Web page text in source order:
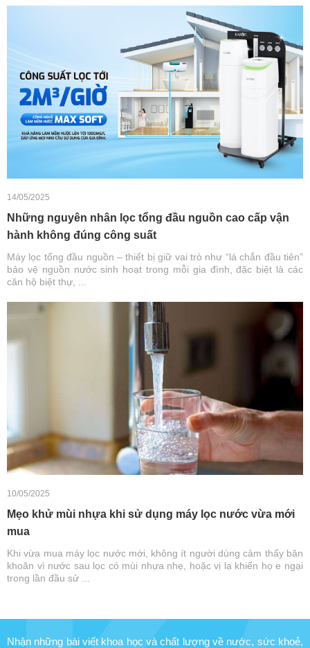
14/05/2025
Những nguyên nhân lọc tổng đầu nguồn cao cấp vận
hành không đúng công suất
Máy lọc tổng đầu nguồn – thiết bị giữ vai trò như “lá chắn đầu tiên”
bảo vệ nguồn nước sinh hoạt trong mỗi gia đình, đặc biệt là các
căn hộ biệt thự, ...
10/05/2025
Mẹo khử mùi nhựa khi sử dụng máy lọc nước vừa mới
mua
Khi vừa mua máy lọc nước mới, không ít người dùng cảm thấy băn
khoăn vì nước sau lọc có mùi nhựa nhẹ, hoặc vị lạ khiến họ e ngại
trong lần đầu sử ...
Nhận những bài viết khoa học và chất lượng về nước, sức khoẻ,